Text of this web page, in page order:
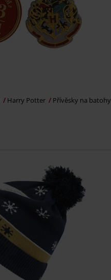
Harry Potter Přívěsky na batohy